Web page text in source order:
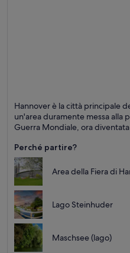
Business, Musei e Festival
Hannover è la città principale
un'area duramente messa alla
Guerra Mondiale, ora
Perché partire?
Area della Fiera di
Lago Steinhuder
Maschsee (lago)